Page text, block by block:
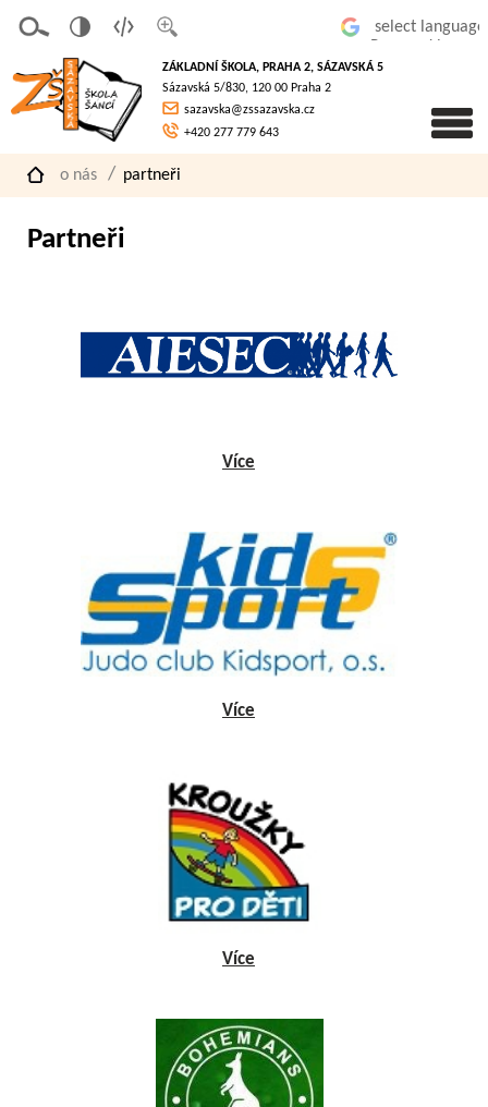
písmo
á
verze
pro
slaboz
raké
ZÁKLADNÍ ŠKOLA, PRAHA 2, SÁZAVSKÁ 5
Sázavská 5/830, 120 00 Praha 2
sazavska@zssazavska.cz
+420 277 779 643
o nás partneři
Partneři
Více
Více
Více